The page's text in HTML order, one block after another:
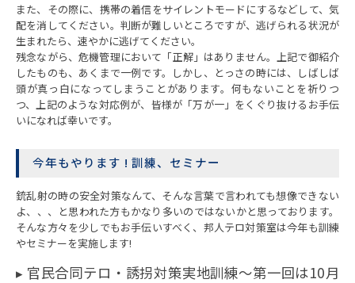
また、その際に、携帯の着信をサイレントモードにするなどして、気
配を消してください。判断が難しいところですが、逃げられる状況が
生まれたら、速やかに逃げてください。
残念ながら、危機管理において「正解」はありません。上記で御紹介
したものも、あくまで一例です。しかし、とっさの時には、しばしば
頭が真っ白になってしまうことがあります。何もないことを祈りつ
つ、上記のような対応例が、皆様が「万が一」をくぐり抜けるお手伝
いになれば幸いです。
今年もやります ! 訓練、セミナー
銃乱射の時の安全対策なんて、そんな言葉で言われても想像できない
よ、、、と思われた方もかなり多いのではないかと思っております。
そんな方々を少しでもお手伝いすべく、邦人テロ対策室は今年も訓練
やセミナーを実施します!
▸ 官民合同テロ・誘拐対策実地訓練～第一回は10月